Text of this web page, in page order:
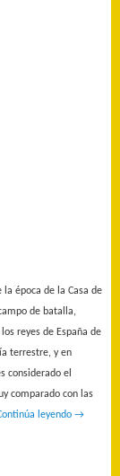
época de la Casa de
de batalla,
reyes de España de
terrestre, y en
considerado el
comparado con las
leyendo →